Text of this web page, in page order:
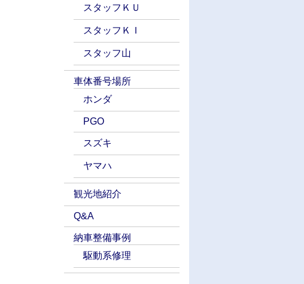
スタッフＫＵ
スタッフＫＩ
スタッフ山
車体番号場所
ホンダ
PGO
スズキ
ヤマハ
観光地紹介
Q&A
納車整備事例
駆動系修理